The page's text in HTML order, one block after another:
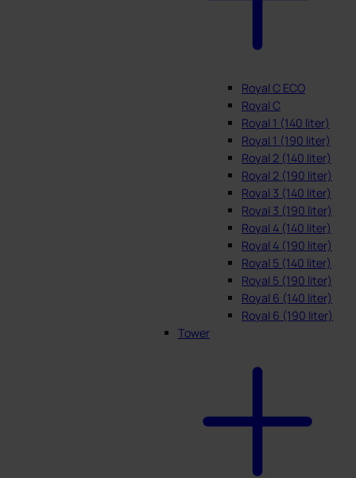
Royal C ECO
Royal C
Royal 1 (140 liter)
Royal 1 (190 liter)
Royal 2 (140 liter)
Royal 2 (190 liter)
Royal 3 (140 liter)
Royal 3 (190 liter)
Royal 4 (140 liter)
Royal 4 (190 liter)
Royal 5 (140 liter)
Royal 5 (190 liter)
Royal 6 (140 liter)
Royal 6 (190 liter)
Tower